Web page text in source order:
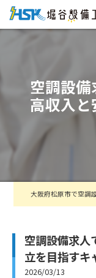
空調設
高収入
空調設備求人
立を目指すキ
2026/03/13